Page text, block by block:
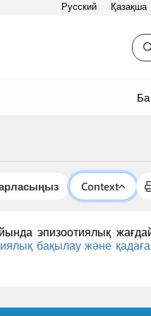
Русский Қазақша
Context
эпизоотиялық
бақылау және